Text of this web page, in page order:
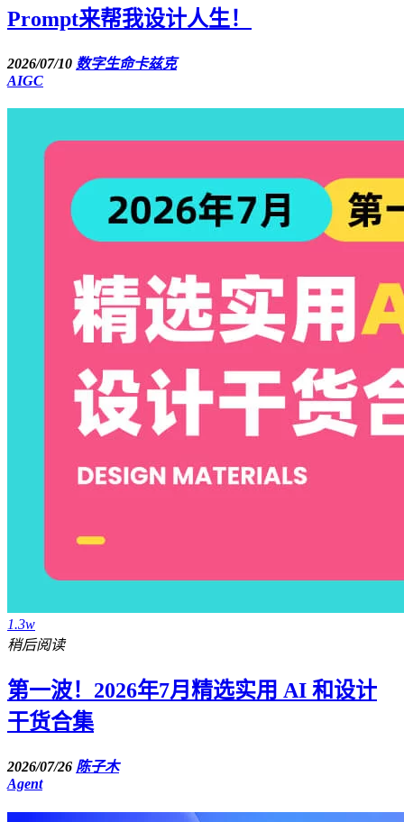
Prompt来帮我设计人生！
2026/07/10 数字生命卡兹克
AIGC
1.3w
稍后阅读
第一波！2026年7月精选实用 AI 和设计
干货合集
2026/07/26 陈子木
Agent